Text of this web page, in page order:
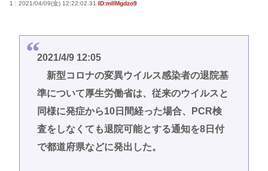
1 : 2021/04/09(金) 12:22:02.31 ID:mIlMgdzo9
2021/4/9 12:05
新型コロナの変異ウイルス感染者の退院基
準について厚生労働省は、従来のウイルスと
同様に発症から10日間経った場合、PCR検
査をしなくても退院可能とする通知を8日付
で都道府県などに発出した。